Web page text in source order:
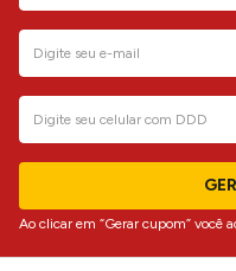
Ao clicar em “Gerar cupom” você